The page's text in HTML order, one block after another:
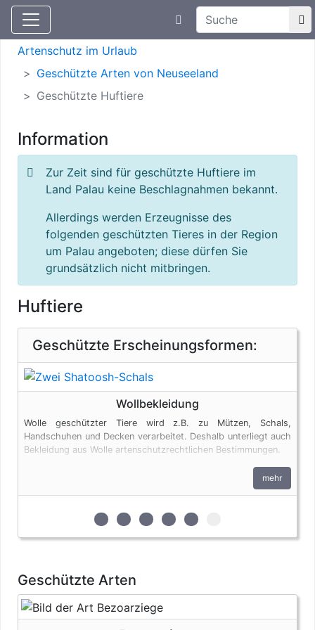
Aktuelle Meldungen
Suchtexteingabe
Artenschutz
Artenschutz im Urlaub
Geschützte Arten von Neuseeland
Geschützte Huftiere
Information
Zur Zeit sind für geschützte Huftiere im
Land Palau keine Beschlagnahmen bekannt.
Allerdings werden Erzeugnisse des
folgenden geschützten Tieres in der Region
um Palau angeboten; diese dürfen Sie
grundsätzlich nicht mitbringen.
Huftiere
Geschützte Erscheinungsformen:
Wollbekleidung
Wolle geschützter Tiere wird z.B. zu Mützen, Schals,
Handschuhen und Decken verarbeitet. Deshalb unterliegt auch
Bekleidung aus Wolle artenschutzrechtlichen Bestimmungen.
mehr
zur 1. geschützten Erscheinungsform
zur 2. geschützten
zur 3. geschützten
zur 4. geschützten
zur 5. geschützten
Geschützte Arten